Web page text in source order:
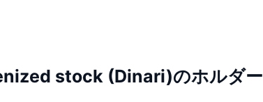
stock (Dinari)のホルダー